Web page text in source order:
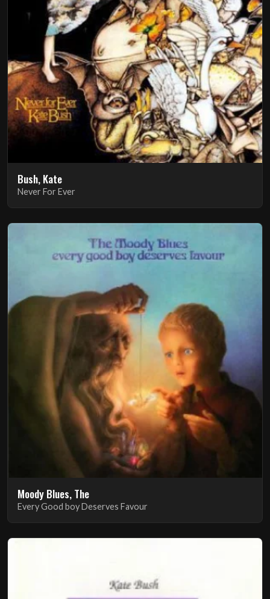
Bush, Kate
Never For Ever
Moody Blues, The
Every Good boy Deserves Favour